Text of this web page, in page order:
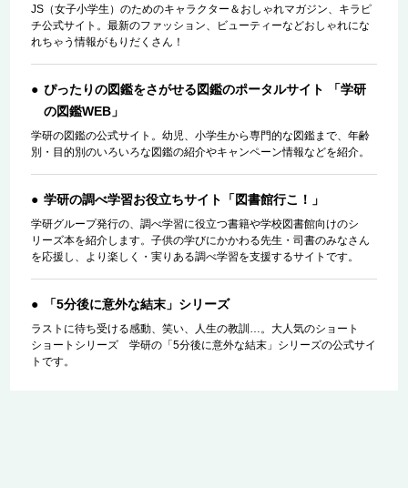
JS（女子小学生）のためのキャラクター＆おしゃれマガジン、キラピ
チ公式サイト。最新のファッション、ビューティーなどおしゃれにな
れちゃう情報がもりだくさん！
ぴったりの図鑑をさがせる図鑑のポータルサイト 「学研
の図鑑WEB」
学研の図鑑の公式サイト。幼児、小学生から専門的な図鑑まで、年齢
別・目的別のいろいろな図鑑の紹介やキャンペーン情報などを紹介。
学研の調べ学習お役立ちサイト「図書館行こ！」
学研グループ発行の、調べ学習に役立つ書籍や学校図書館向けのシ
リーズ本を紹介します。子供の学びにかかわる先生・司書のみなさん
を応援し、より楽しく・実りある調べ学習を支援するサイトです。
「5分後に意外な結末」シリーズ
ラストに待ち受ける感動、笑い、人生の教訓…。大人気のショート
ショートシリーズ 学研の「5分後に意外な結末」シリーズの公式サイ
トです。